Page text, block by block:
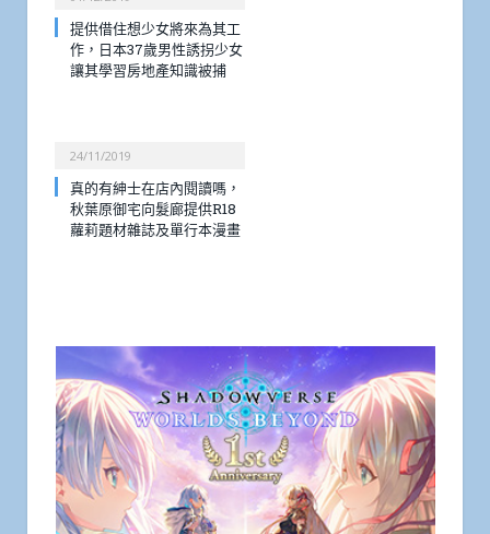
提供借住想少女將來為其工
作，日本37歲男性誘拐少女
讓其學習房地產知識被捕
24/11/2019
真的有紳士在店內閱讀嗎，
秋葉原御宅向髮廊提供R18
蘿莉題材雜誌及單行本漫畫